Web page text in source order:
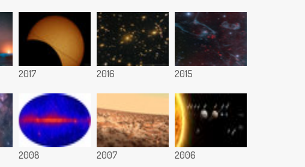
2017 2016 2015
2008 2007 2006